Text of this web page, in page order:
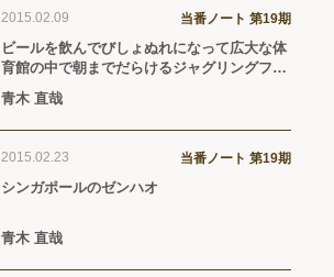
2015.02.09 当番ノート 第19期
ビールを飲んでびしょぬれになって広大な体
育館の中で朝までだらけるジャグリングフェ
スティバルの話。
青木 直哉
2015.02.23 当番ノート 第19期
シンガポールのゼンハオ
青木 直哉